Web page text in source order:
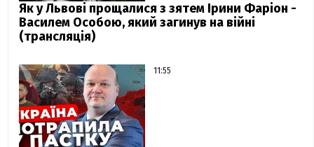
Як у Львові прощалися з зятем Ірини Фаріон -
Василем Особою, який загинув на війні
(трансляція)
11:55